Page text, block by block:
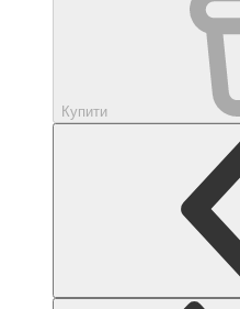
Купити